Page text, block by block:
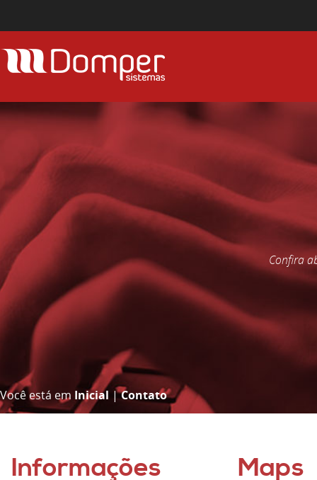
Confira
Você está em Inicial |Contato
Informações Maps